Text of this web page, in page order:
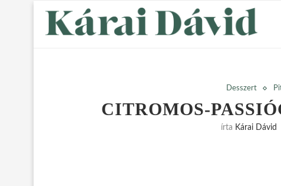
Desszert
CITROMOS-
írta Kárai Dávid